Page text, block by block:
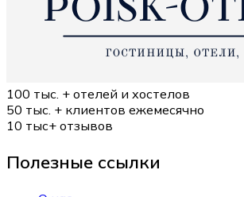
100 тыс. + отелей и хостелов
50 тыс. + клиентов ежемесячно
10 тыс+ отзывов
Полезные ссылки